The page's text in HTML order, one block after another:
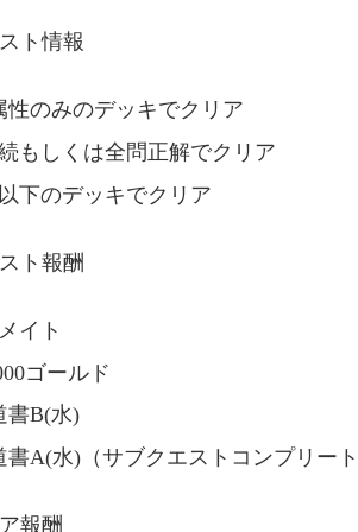
ト情報
性のみのデッキでクリア
もしくは全問正解でクリア
下のデッキでクリア
ト報酬
イト
ゴールド
書B(水)
書A(水)（サブクエストコンプリー
報酬